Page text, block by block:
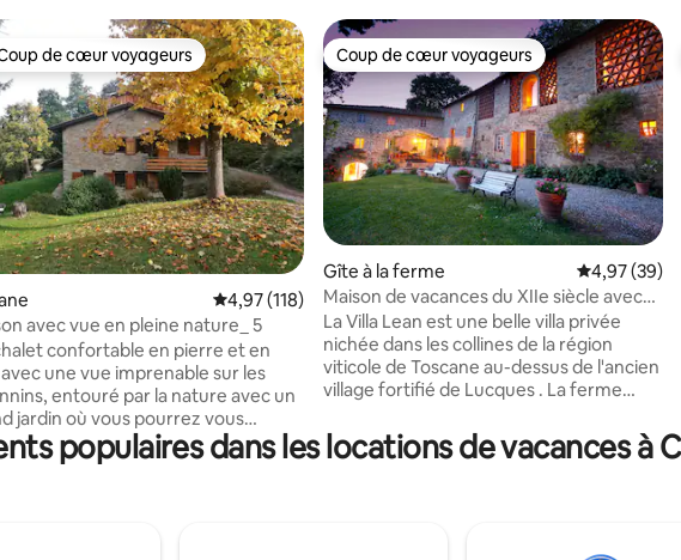
sur la base de 336 commentaires : 4,88 sur 5
de cœur voyageurs les plus appréciés
de cœur voyageurs
Évaluation moyenne sur la base de 118 commentaires :
4,97 (118)
avec vue en pleine nature_ 5
confortable en pierre et en
une vue imprenable sur les
entouré par la nature avec un
jardin où vous pourrez vous
et profiter des couchers de
spectaculaires. Nous nous ferons
Coup de cœur voyageurs
Coup de cœur voyageurs
Gîte à la ferme Évaluation
4,97 (39)
Maison de vacances du XIIe siècle avec
vue spectaculaire
La Villa Lean est une belle villa privée
nichée dans les collines de la région
viticole de Toscane au-dessus de l'ancien
village fortifié de Lucques . La ferme
le célèbre réalisateur, qui est tombé
amoureux de la vue à couper le souffle.
bains, une grande cuisine et un salon au
populaires dans les locations de vacances à